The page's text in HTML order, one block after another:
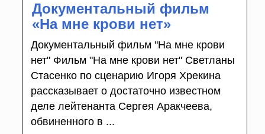
Документальный фильм
«На мне крови нет»
Документальный фильм "На мне крови
нет" Фильм "На мне крови нет" Светланы
Стасенко по сценарию Игоря Хрекина
рассказывает о достаточно известном
деле лейтенанта Сергея Аракчеева,
обвиненного в ...